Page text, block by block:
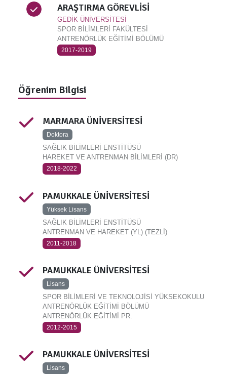
ARAŞTIRMA GÖREVLİSİ
GEDİK ÜNİVERSİTESİ
SPOR BİLİMLERİ FAKÜLTESİ
ANTRENÖRLÜK EĞİTİMİ BÖLÜMÜ
2017-2019
Öğrenim Bilgisi
MARMARA ÜNİVERSİTESİ
Doktora
SAĞLIK BİLİMLERİ ENSTİTÜSÜ
HAREKET VE ANTRENMAN BİLİMLERİ (DR)
2018-2022
PAMUKKALE ÜNİVERSİTESİ
Yüksek Lisans
SAĞLIK BİLİMLERİ ENSTİTÜSÜ
ANTRENMAN VE HAREKET (YL) (TEZLİ)
2011-2018
PAMUKKALE ÜNİVERSİTESİ
Lisans
SPOR BİLİMLERİ VE TEKNOLOJİSİ YÜKSEKOKULU
ANTRENÖRLÜK EĞİTİMİ BÖLÜMÜ
ANTRENÖRLÜK EĞİTİMİ PR.
2012-2015
PAMUKKALE ÜNİVERSİTESİ
Lisans